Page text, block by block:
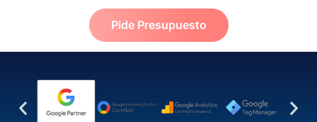
Pide Presupuesto